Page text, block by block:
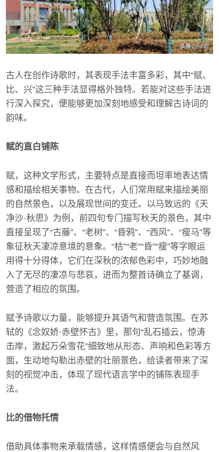
古人在创作诗歌时，其表现手法丰富多彩，其中“赋、
比、兴”这三种手法显得格外独特。若能对这些手法进
行深入探究，便能够更加深刻地感受和理解古诗词的
韵味。
赋的直白铺陈
赋，这种文学形式，主要特点是直接而坦率地表达情
感和描绘相关事物。在古代，人们常用赋来描绘美丽
的自然景色，以及展现世间的变迁。以马致远的《天
净沙·秋思》为例，前四句专门描写秋天的景色，其中
直接呈现了“古藤”、“老树”、“昏鸦”、“西风”、“瘦马”等
象征秋天凄凉意境的意象。“枯”“老”“昏”“瘦”等字眼运
用得十分得体，它们在深秋的浓郁色彩中，巧妙地融
入了无尽的凄凉与悲哀，进而为整首诗确立了基调，
营造了相应的氛围。
赋予诗歌以力量，能够提升其语气和营造氛围。在苏
轼的《念奴娇·赤壁怀古》里，那句“乱石插云，惊涛
击岸，激起万朵雪花”细致地从形态、声响和色彩等方
面，生动地勾勒出赤壁的壮丽景色，给读者带来了深
刻的视觉冲击，体现了现代语言学中的铺陈表现手
法。
比的借物托情
借助具体事物来承载情感，这样情感便会与自然风